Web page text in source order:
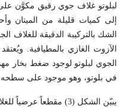
لبلوتو غلاف جوي رقيق مكوَّن
إلى كميات قليلة من الميتان
الشك بالتركيبة الدقيقة للغلاف
الآزوت الغازي بالمطيافية.
الجوي لبلوتو لوجود ضغط بخار
في بلوتو، وهو موجود على سطحه
يبيّن الشكل (3) مقطعاً عرضياً للغلاف الجوي لبلوتو في عام 2002.